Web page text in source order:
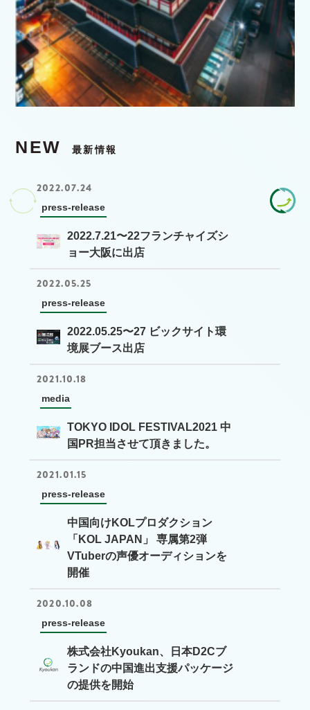
NEW 最新情報
2022.07.24
press-release
2022.7.21〜22フランチャイズシ
ョー大阪に出店
2022.05.25
press-release
2022.05.25〜27 ビックサイト環
境展ブース出店
2021.10.18
media
TOKYO IDOL FESTIVAL2021 中
国PR担当させて頂きました。
2021.01.15
press-release
中国向けKOLプロダクション
「KOL JAPAN」 専属第2弾
VTuberの声優オーディションを
開催
2020.10.08
press-release
株式会社Kyoukan、日本D2Cブ
ランドの中国進出支援パッケージ
の提供を開始